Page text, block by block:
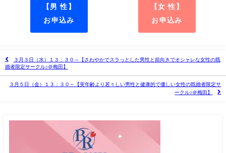
【男 性】
お申込み
【女 性】
お申込み
３月３日（水）１３：３０～【さわやかでスラっとした男性と前向きでオシャレな女性の既
婚者限定サークル♪＠梅田】
３月５日（金）１３：３０～【実年齢より若々しい男性と健康的で優しい女性の既婚者限定サ
ークル♪＠梅田】